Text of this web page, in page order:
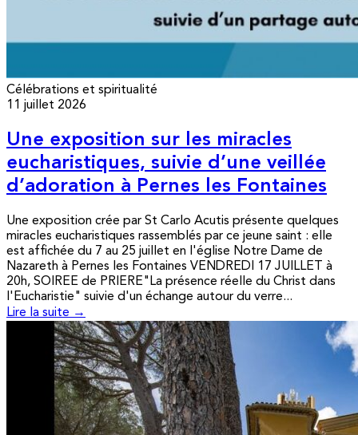
Célébrations et spiritualité
11 juillet 2026
Une exposition sur les miracles
eucharistiques, suivie d’une veillée
d’adoration à Pernes les Fontaines
Une exposition crée par St Carlo Acutis présente quelques
miracles eucharistiques rassemblés par ce jeune saint : elle
est affichée du 7 au 25 juillet en l'église Notre Dame de
Nazareth à Pernes les Fontaines VENDREDI 17 JUILLET à
20h, SOIREE de PRIERE"La présence réelle du Christ dans
l'Eucharistie" suivie d'un échange autour du verre...
Lire la suite →